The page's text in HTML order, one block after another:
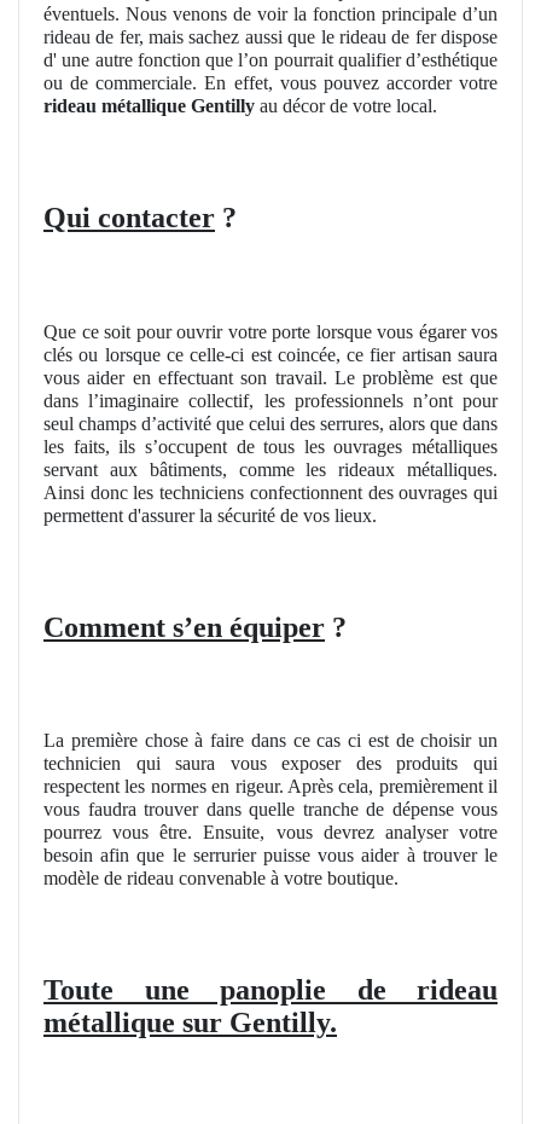
éventuels. Nous venons de voir la fonction principale d’un
rideau de fer, mais sachez aussi que le rideau de fer dispose
d' une autre fonction que l’on pourrait qualifier d’esthétique
ou de commerciale. En effet, vous pouvez accorder votre
rideau métallique Gentilly au décor de votre local.
Qui contacter ?
Que ce soit pour ouvrir votre porte lorsque vous égarer vos
clés ou lorsque ce celle-ci est coincée, ce fier artisan saura
vous aider en effectuant son travail. Le problème est que
dans l’imaginaire collectif, les professionnels n’ont pour
seul champs d’activité que celui des serrures, alors que dans
les faits, ils s’occupent de tous les ouvrages métalliques
servant aux bâtiments, comme les rideaux métalliques.
Ainsi donc les techniciens confectionnent des ouvrages qui
permettent d'assurer la sécurité de vos lieux.
Comment s’en équiper ?
La première chose à faire dans ce cas ci est de choisir un
technicien qui saura vous exposer des produits qui
respectent les normes en rigeur. Après cela, premièrement il
vous faudra trouver dans quelle tranche de dépense vous
pourrez vous être. Ensuite, vous devrez analyser votre
besoin afin que le serrurier puisse vous aider à trouver le
modèle de rideau convenable à votre boutique.
Toute une panoplie de rideau
métallique sur Gentilly.